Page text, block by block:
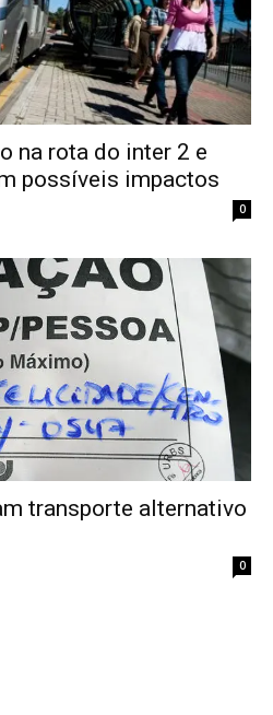
na rota do inter 2 e
possíveis impactos
0
transporte alternativo
0